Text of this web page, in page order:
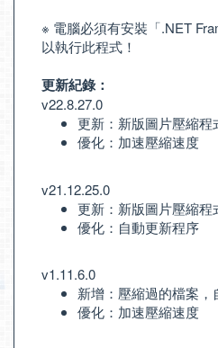
※ 電腦必須有安裝「.NET
以執行此程式！
更新紀錄：
v22.8.27.0
更新：新版圖片壓縮程
優化：加速壓縮速度
v21.12.25.0
更新：新版圖片壓縮程
優化：自動更新程序
v1.11.6.0
新增：壓縮過的檔案
優化：加速壓縮速度